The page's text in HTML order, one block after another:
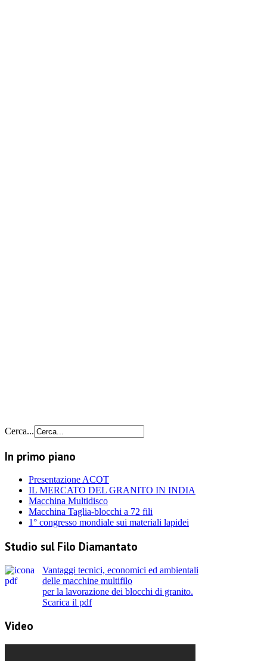
Cerca...
In primo piano
Presentazione ACOT
IL MERCATO DEL GRANITO IN INDIA
Macchina Multidisco
Macchina Taglia-blocchi a 72 fili
1° congresso mondiale sui materiali lapidei
Studio sul Filo Diamantato
Vantaggi tecnici, economici ed ambientali
delle macchine multifilo
per la lavorazione dei blocchi di granito.
Scarica il pdf
Video